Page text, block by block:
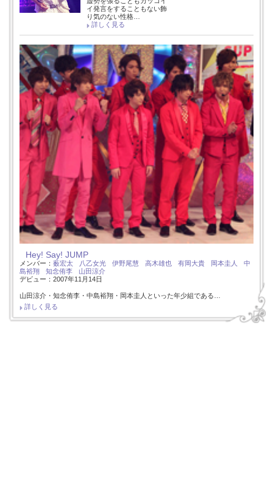
イ発言をすることもない飾
り気のない性格…
詳しく見る
Hey! Say! JUMP
メンバー： 薮宏太 八乙女光 伊野尾慧 高木雄也 有岡大貴 岡本圭人
中
島裕翔
知念侑李
山田涼介
デビュー：2007年11月14日
山田涼介・知念侑李・中島裕翔・岡本圭人といった年少組である…
詳しく見る